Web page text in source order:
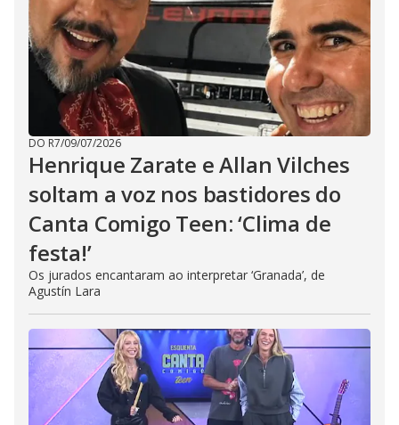
DO R7/09/07/2026
Henrique Zarate e Allan Vilches
soltam a voz nos bastidores do
Canta Comigo Teen: ‘Clima de
festa!’
Os jurados encantaram ao interpretar ‘Granada’, de
Agustín Lara